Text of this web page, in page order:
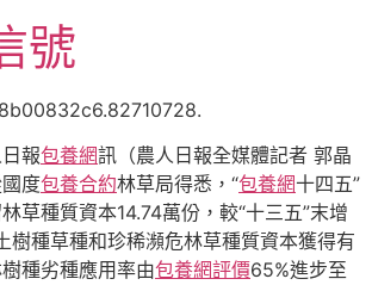
號
報包養網訊（農人日報全媒體記者 郭晶
度包養合約林草局得悉，“包養網十四五”
草種質資本14.74萬份，較“十三五”末增
樹種草種和珍稀瀕危林草種質資本獲得有
種劣種應用率由包養網評價65%進步至